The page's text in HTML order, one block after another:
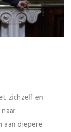
zichzelf en
diepere